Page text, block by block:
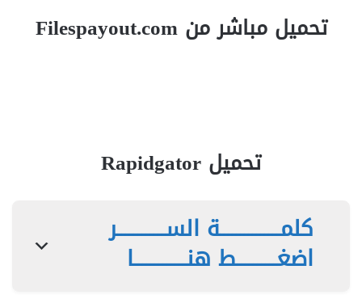
تحميل مباشر من Filespayout.com
تحميل Rapidgator
كلمـــــــــــــــة الســــــــــــر
اضغــــــــــط هنـــــــــــــا